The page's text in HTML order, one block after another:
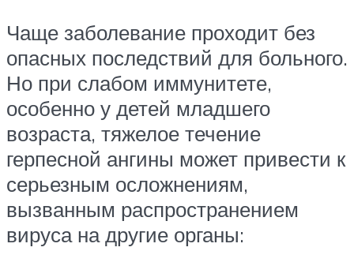
Чаще заболевание проходит без
опасных последствий для больного.
Но при слабом иммунитете,
особенно у детей младшего
возраста, тяжелое течение
герпесной ангины может привести к
серьезным осложнениям,
вызванным распространением
вируса на другие органы: